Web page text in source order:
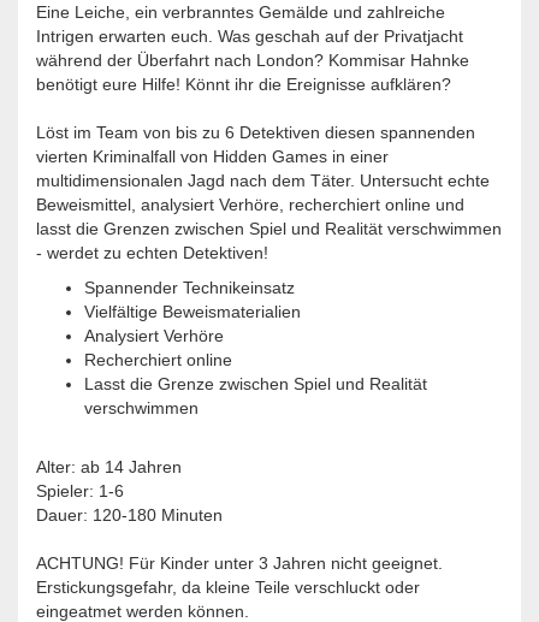
Eine Leiche, ein verbranntes Gemälde und zahlreiche
Intrigen erwarten euch. Was geschah auf der Privatjacht
während der Überfahrt nach London? Kommisar Hahnke
benötigt eure Hilfe! Könnt ihr die Ereignisse aufklären?
Löst im Team von bis zu 6 Detektiven diesen spannenden
vierten Kriminalfall von Hidden Games in einer
multidimensionalen Jagd nach dem Täter. Untersucht echte
Beweismittel, analysiert Verhöre, recherchiert online und
lasst die Grenzen zwischen Spiel und Realität verschwimmen
- werdet zu echten Detektiven!
Spannender Technikeinsatz
Vielfältige Beweismaterialien
Analysiert Verhöre
Recherchiert online
Lasst die Grenze zwischen Spiel und Realität
verschwimmen
Alter: ab 14 Jahren
Spieler: 1-6
Dauer: 120-180 Minuten
ACHTUNG! Für Kinder unter 3 Jahren nicht geeignet.
Erstickungsgefahr, da kleine Teile verschluckt oder
eingeatmet werden können.